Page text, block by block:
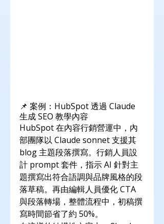
📌 案例：HubSpot 透過 Claude
生成 SEO 教學內容
HubSpot 在內容行銷營運中，內
部團隊以 Claude sonnet 支援其
blog 主題段落撰寫。行銷人員設
計 prompt 套件，指示 AI 針對主
題撰寫出符合語調與品牌風格的段
落草稿。再由編輯人員優化 CTA
與段落轉場，整體流程中，初稿撰
寫時間節省了約 50%。